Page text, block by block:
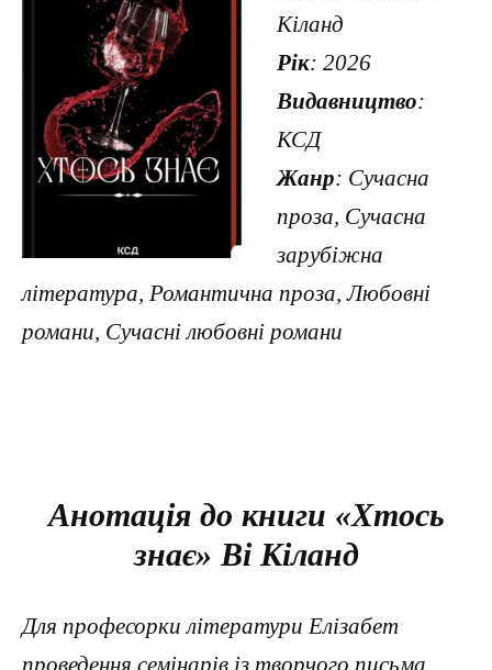
Кіланд
Рік: 2026
Видавництво:
КСД
Жанр: Сучасна
проза, Сучасна
зарубіжна
література, Романтична проза, Любовні
романи, Сучасні любовні романи
Анотація до книги «Хтось
знає» Ві Кіланд
Для професорки літератури Елізабет
проведення семінарів із творчого письма